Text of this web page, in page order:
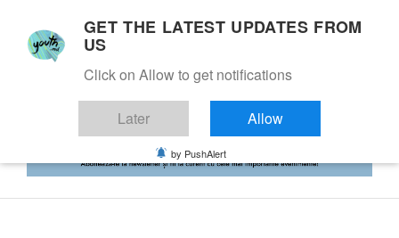
GET THE LATEST UPDATES FROM
US
Click on Allow to get notifications
Later Allow
by PushAlert